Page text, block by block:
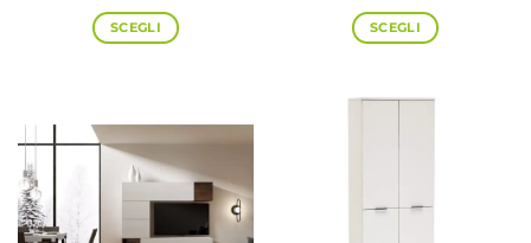
SCEGLI
più
varianti.
Le
opzioni
possono
SCEGLI
ha
opzioni